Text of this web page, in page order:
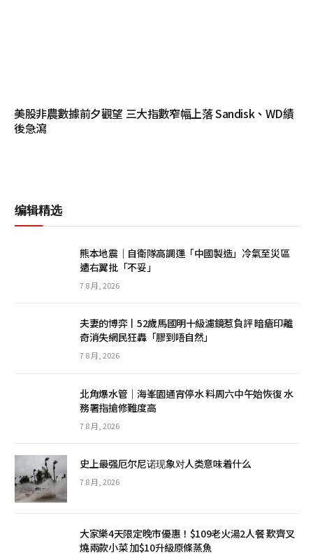
美股非農數據前夕觀望 三大指數窄幅上落 Sandisk、WD績
後急瀉
编辑精选
熊本地震｜自衛隊高調運「中國製造」冷氣至災區
遭右翼批「不妥」
7 8 月, 2026
夫妻的博弈丨52歲馬國明十級濾鏡惹負評 暗瘡印離
奇消失網民狂轟「膠到唔自然」
7 8 月, 2026
北角爆水管｜海峯園通宵停水 料周六中午始恢復 水
務署指搶修難度高
7 8 月, 2026
史上最强厄尔尼诺现象对人类意味着什么
7 8 月, 2026
大家樂4天限定晚市優惠！$109老火湯2人餐 歎齊叉
燒兩款小菜 加$10升級原條蒸魚